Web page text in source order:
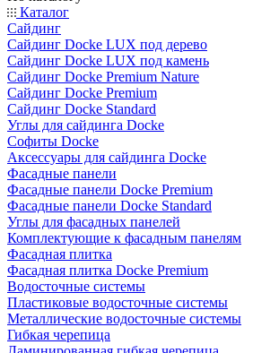
Каталог
Сайдинг
Сайдинг Docke LUX под дерево
Сайдинг Docke LUX под камень
Сайдинг Docke Premium Nature
Сайдинг Docke Premium
Сайдинг Docke Standard
Углы для сайдинга Docke
Софиты Docke
Аксессуары для сайдинга Docke
Фасадные панели
Фасадные панели Docke Premium
Фасадные панели Docke Standard
Углы для фасадных панелей
Комплектующие к фасадным панелям
Фасадная плитка
Фасадная плитка Docke Premium
Водосточные системы
Пластиковые водосточные системы
Металлические водосточные системы
Гибкая черепица